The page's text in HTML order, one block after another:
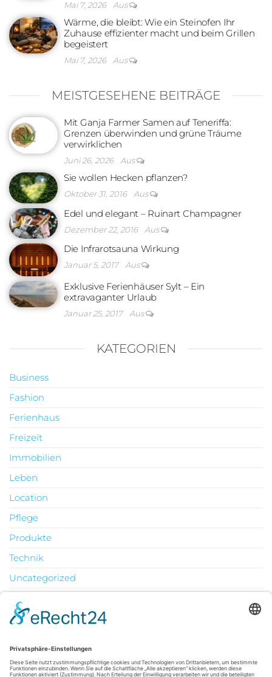
Mai 7, 2026 Aus
Wärme, die bleibt: Wie ein Steinofen Ihr
Zuhause effizienter macht und beim Grillen
begeistert
Mai 7, 2026 Aus
MEISTGESEHENE BEITRÄGE
Mit Ganja Farmer Samen auf Teneriffa:
Grenzen überwinden und grüne Träume
verwirklichen
Juni 26, 2026 Aus
Sie wollen Hecken pflanzen?
Oktober 31, 2016 Aus
Edel und elegant – Ruinart Champagner
Dezember 22, 2016 Aus
Die Infrarotsauna Wirkung
Januar 5, 2017 Aus
Exklusive Ferienhäuser Sylt – Ein
extravaganter Urlaub
Januar 25, 2017 Aus
KATEGORIEN
Business
Fashion
Ferienhaus
Freizeit
Immobilien
Leben
Location
Pflege
Produkte
Technik
Uncategorized
M
D
1
2